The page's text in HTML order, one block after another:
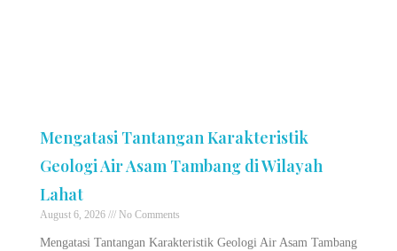
Mengatasi Tantangan Karakteristik
Geologi Air Asam Tambang di Wilayah
Lahat
August 6, 2026 No Comments
Mengatasi Tantangan Karakteristik Geologi Air Asam Tambang